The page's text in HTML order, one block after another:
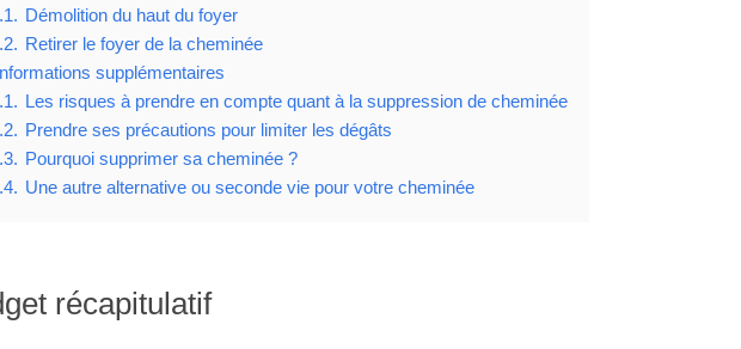
Démolition du haut du foyer
Retirer le foyer de la cheminée
supplémentaires
Les risques à prendre en compte quant à la suppression de cheminée
Prendre ses précautions pour limiter les dégâts
Pourquoi supprimer sa cheminée ?
Une autre alternative ou seconde vie pour votre cheminée
récapitulatif